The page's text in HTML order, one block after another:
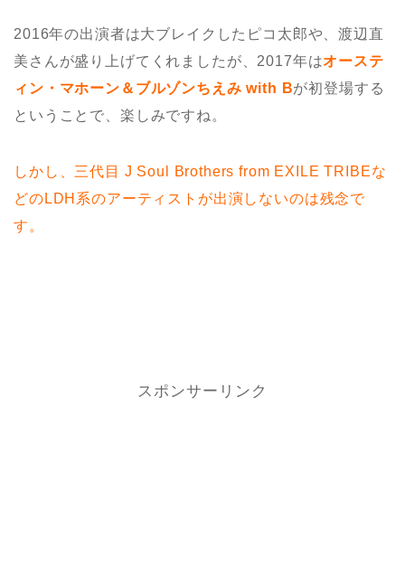
2016年の出演者は大ブレイクしたピコ太郎や、渡辺直
美さんが盛り上げてくれましたが、2017年はオーステ
ィン・マホーン＆ブルゾンちえみ with Bが初登場する
ということで、楽しみですね。
しかし、三代目 J Soul Brothers from EXILE TRIBEな
どのLDH系のアーティストが出演しないのは残念で
す。
スポンサーリンク